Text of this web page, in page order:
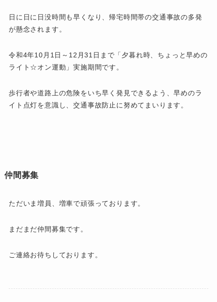
日に日に日没時間も早くなり、帰宅時間帯の交通事故の多発
が懸念されます。
令和4年10月1日～12月31日まで「夕暮れ時、ちょっと早めの
ライト☆オン運動」実施期間です。
歩行者や道路上の危険をいち早く発見できるよう、早めのラ
イト点灯を意識し、交通事故防止に努めてまいります。
仲間募集
ただいま増員、増車で頑張っております。
まだまだ仲間募集です。
ご連絡お待ちしております。